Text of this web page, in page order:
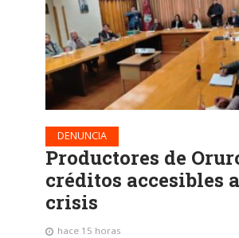
DENUNCIA
Productores de
créditos accesibles
crisis
hace 15 horas